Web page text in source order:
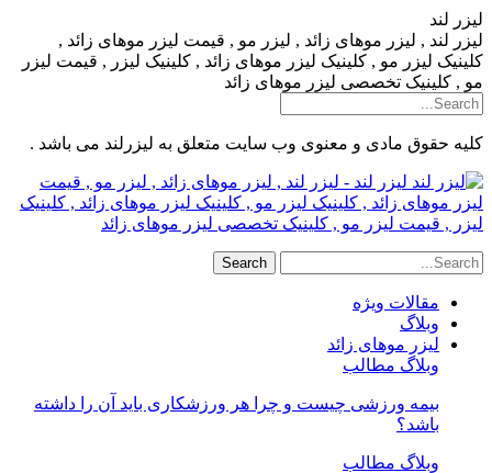
لیزر لند
لیزر لند , لیزر موهای زائد , لیزر مو , قیمت لیزر موهای زائد ,
کلینیک لیزر مو , کلینیک لیزر موهای زائد , کلینیک لیزر , قیمت لیزر
مو , کلینیک تخصصی لیزر موهای زائد
کلیه حقوق مادی و معنوی وب سایت متعلق به لیزرلند می باشد .
لیزر لند - لیزر لند , لیزر موهای زائد , لیزر مو , قیمت
لیزر موهای زائد , کلینیک لیزر مو , کلینیک لیزر موهای زائد , کلینیک
لیزر , قیمت لیزر مو , کلینیک تخصصی لیزر موهای زائد
مقالات ویژه
وبلاگ
لیزر موهای زائد
وبلاگ مطالب
بیمه ورزشی چیست و چرا هر ورزشکاری باید آن را داشته
باشد؟
وبلاگ مطالب